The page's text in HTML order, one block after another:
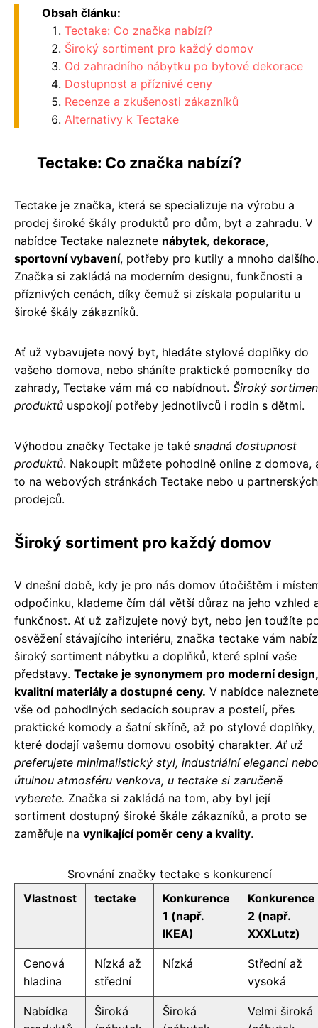
Obsah článku:
Tectake: Co značka nabízí?
Široký sortiment pro každý domov
Od zahradního nábytku po bytové dekorace
Dostupnost a příznivé ceny
Recenze a zkušenosti zákazníků
Alternativy k Tectake
Tectake: Co značka nabízí?
Tectake je značka, která se specializuje na výrobu a
prodej široké škály produktů pro dům, byt a zahradu. V
nabídce Tectake naleznete nábytek, dekorace,
sportovní vybavení, potřeby pro kutily a mnoho dalšího.
Značka si zakládá na moderním designu, funkčnosti a
příznivých cenách, díky čemuž si získala popularitu u
široké škály zákazníků.
Ať už vybavujete nový byt, hledáte stylové doplňky do
vašeho domova, nebo sháníte praktické pomocníky do
zahrady, Tectake vám má co nabídnout. Široký
produktů uspokojí potřeby jednotlivců i rodin s dětmi.
Výhodou značky Tectake je také snadná dostupnost
produktů. Nakoupit můžete pohodlně online z domova,
to na webových stránkách Tectake nebo u partnerských
prodejců.
Široký sortiment pro každý domov
V dnešní době, kdy je pro nás domov útočištěm i
odpočinku, klademe čím dál větší důraz na jeho vzhled
funkčnost. Ať už zařizujete nový byt, nebo jen toužíte
osvěžení stávajícího interiéru, značka tectake vám
široký sortiment nábytku a doplňků, které splní vaše
představy. Tectake je synonymem pro moderní design,
kvalitní materiály a dostupné ceny. V nabídce naleznete
vše od pohodlných sedacích souprav a postelí, přes
praktické komody a šatní skříně, až po stylové doplňky,
které dodají vašemu domovu osobitý charakter.Ať už
preferujete minimalistický styl, industriální eleganci nebo
útulnou atmosféru venkova, u tectake si zaručeně
vyberete. Značka si zakládá na tom, aby byl její
sortiment dostupný široké škále zákazníků, a proto se
zaměřuje na vynikající poměr ceny a kvality.
Srovnání značky tectake s konkurencí
Vlastnost
tectake
Konkurence
1 (např.
IKEA)
Konkurence
2 (např.
XXXLutz)
Cenová
hladina
Nízká až
střední
Nízká
Střední až
vysoká
Nabídka
Široká
Široká
Velmi široká